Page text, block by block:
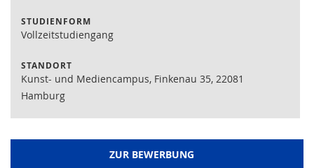
STUDIENFORM
Vollzeitstudiengang
STANDORT
Kunst- und Mediencampus, Finkenau 35, 22081
Hamburg
ZUR BEWERBUNG